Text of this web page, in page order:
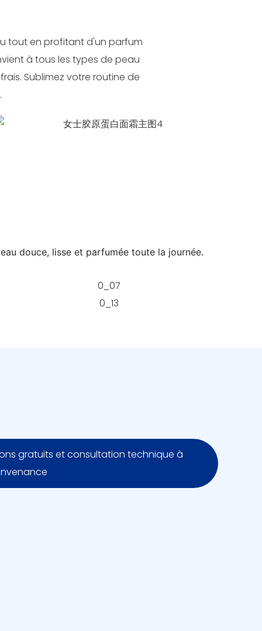
tout en profitant d'un parfum
à tous les types de peau
Sublimez votre routine de
douce, lisse et parfumée toute la journée.
gratuits et consultation technique à